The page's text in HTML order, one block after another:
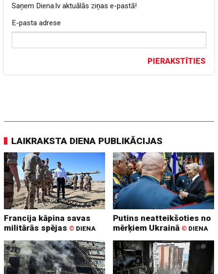
Saņem Diena.lv aktuālās ziņas e-pastā!
E-pasta adrese
PIERAKSTĪTIES
LAIKRAKSTA DIENA PUBLIKĀCIJAS
Francija kāpina savas
militārās spējas © DIENA
Putins neatteikšoties no
mērķiem Ukrainā © DIENA